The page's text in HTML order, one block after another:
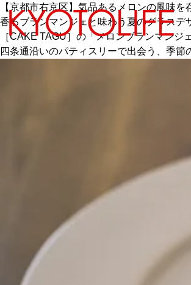
NEW OPEN
SERIES
CULTURE
【京都市右京区】気品あるメロンの風味を
香るブランマンジェと味わう夏のグラスデ
［CAKE TAGU］の「メロンブランマンジェ
四条通沿いのパティスリーで出会う、季節